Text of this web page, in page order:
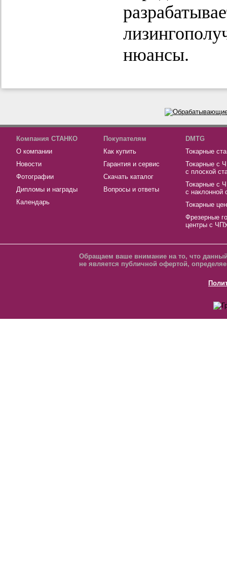
нюансы.
Компания СТАНКО
О компании
Новости
Фотографии
Дипломы и награды
Календарь
Покупателям
Как купить
Гарантия и сервис
Скачать каталог
Вопросы и ответы
DMTG
Токарные
Токарные с
с плоской
Токарные с
с наклонной
Токарные
Фрезерные
центры с
Обращаем ваше внимание на то, что
не является публичной офертой,